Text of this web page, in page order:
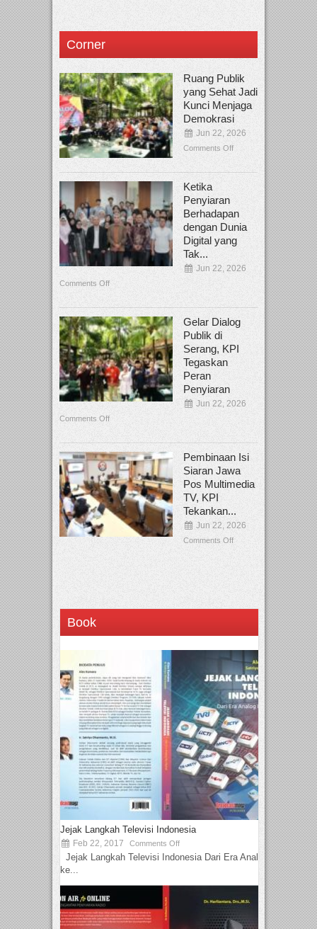
Corner
Ruang Publik
yang Sehat Jadi
Kunci Menjaga
Demokrasi
Jun 22, 2026
Comments Off
Ketika
Penyiaran
Berhadapan
dengan Dunia
Digital yang
Tak...
Jun 22, 2026
Comments Off
Gelar Dialog
Publik di
Serang, KPI
Tegaskan
Peran
Penyiaran
Jun 22, 2026
Comments Off
Pembinaan Isi
Siaran Jawa
Pos Multimedia
TV, KPI
Tekankan...
Jun 22, 2026
Comments Off
Book
Jejak Langkah Televisi Indonesia
Feb 22, 2017 Comments Off
Jejak Langkah Televisi Indonesia Dari Era Analog
ke...